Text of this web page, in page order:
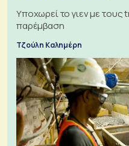
Υποχωρεί το γιεν με τους
παρέμβαση
Τζούλη Καλημέρη